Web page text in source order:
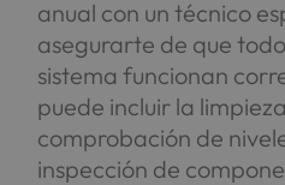
anual con un técnico
asegurarte de que
sistema funcionan
puede incluir la
comprobación de
inspección de